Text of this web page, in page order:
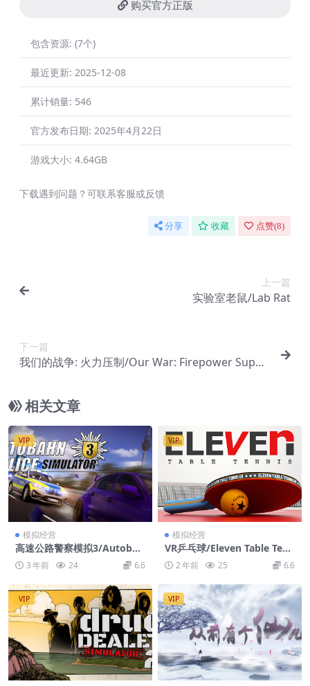
购买官方正版
包含资源: (7个)
最近更新: 2025-12-08
累计销量: 546
官方发布日期: 2025年4月22日
游戏大小: 4.64GB
下载遇到问题？可联系客服或反馈
分享 收藏 点赞(8)
上一篇
实验室老鼠/Lab Rat
下一篇
我们的战争: 火力压制/Our War: Firepower Suppr
相关文章
VIP
模拟经营
高速公路警察模拟3/Autobah
n Police Simulator 3
3 年前 24 6.6
VIP
模拟经营
VR乒乓球/Eleven Table Tenn
is VR2 年前 25 6.6
VIP VIP